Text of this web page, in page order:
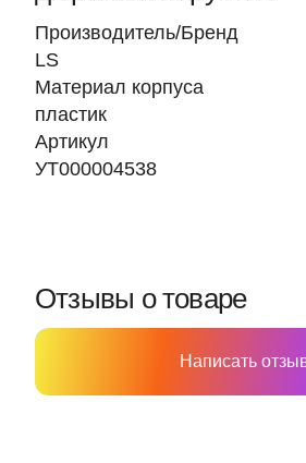
Производитель/Бренд
LS
Материал корпуса
пластик
Артикул
УТ000004538
Отзывы о товаре
Написать